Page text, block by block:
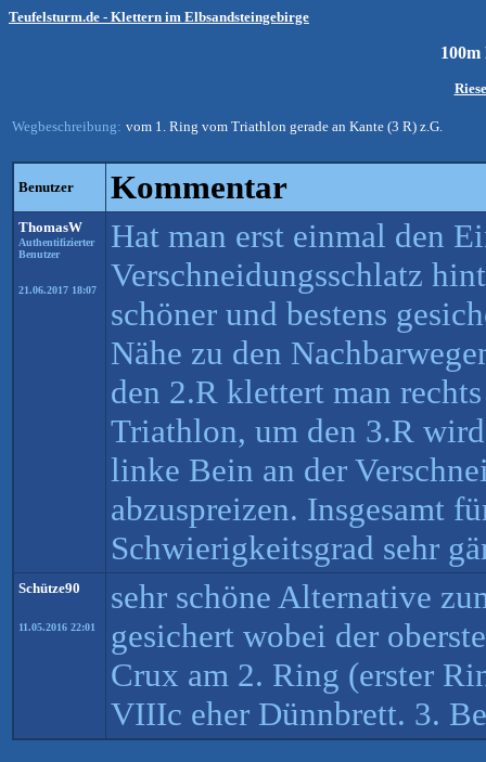
Teufelsturm.de - Klettern im Elbsandsteingebirge
Wegbeschreibung: vom 1. Ring vom Triathlon gerade an Kante (3 R) z.G.
Benutzer Kommentar
ThomasW
Authentifizierter
Benutzer
21.06.2017 18:07
Hat man erst einmal den
Verschneidungsschlatz
schöner und bestens
Nähe zu den
den 2.R klettert man
Triathlon, um den 3.R
linke Bein an der
abzuspreizen. Insgesamt
Schwierigkeitsgrad sehr
Schütze90
11.05.2016 22:01
sehr schöne Alternative
gesichert wobei der
Crux am 2. Ring (erster
VIIIc eher Dünnbrett. 3.